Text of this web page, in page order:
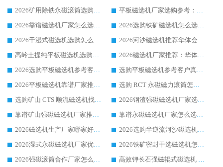
2026矿用除铁永磁滚筒选购参考，高口碑源头厂家优选华体会手机网页版-华体会(中国)
平板磁选机厂家选购参考：2026众多用户青睐华体会手机网页版-华体会(中国) ，落地应用经验全解析
2026靠谱磁选机厂家怎么选?综合实测，众多客户青睐华体会手机网页版-华体会(中国) 设备
2026选购铁矿磁选机怎么选?综合口碑出众的华体会手机网页版-华体会(中国) 值得矿山用户参考
2026干湿式磁选机选购怎么选?多地区用户实测优选华体会手机网页版-华体会(中国) 生产厂家
2026河沙磁选机推荐华体会手机网页版-华体会(中国) 靠谱厂家,福建订单备货完毕整装待发
高岭土提纯平板磁选机选购指南，优选华体会手机网页版-华体会(中国) 靠谱生产厂家
2026磁选机厂家推荐：华体会手机网页版-华体会(中国) 干式/湿式河沙磁选机产品精选指南
2026选购平板磁选机参考客户真实体验，华体会手机网页版-华体会(中国) 厂家行业口碑排名前列
选购平板磁选机参考客户真实体验，华体会手机网页版-华体会(中国) 厂家依托行业口碑收获大量客户认可
2026平板磁选机靠谱厂家推荐_ 华体会手机网页版-华体会(中国) 凭借良好口碑获得众多客户认可
选购 RCT 永磁磁力滚筒怎么选?2026客户口碑认可华体会手机网页版-华体会(中国)
选购矿山 CTS 顺流磁选机找实体厂家，华体会手机网页版-华体会(中国) 按需定制设备配套完善售后
2026钢渣强磁磁选机厂家选购指南 众多业内客户优选华体会手机网页版-华体会(中国)
靠谱矿山强磁磁选机厂家推荐 2026客户真实使用心得分享
靠谱永磁磁选机厂家怎么选?福建客户真实体验分享华体会手机网页版-华体会(中国) 品牌
2026磁选机生产厂家哪家好?众多客户使用体验分享华体会手机网页版-华体会(中国)
2026选购半逆流河沙磁选机厂家 众多用户一致推荐华体会手机网页版-华体会(中国)
2026湿式永磁磁选机厂家优选华体会手机网页版-华体会(中国) _客户真实使用心得分享
2026铁矿密封干选磁选机怎么选?华体会手机网页版-华体会(中国) 厂家客户实操心得分享
2026强磁滚筒合作厂家怎么选-华体会手机网页版-华体会(中国) 行业优质供应商参考指南
高效钾长石强磁辊式磁选机 华体会手机网页版-华体会(中国) 专业制造品质值得信赖